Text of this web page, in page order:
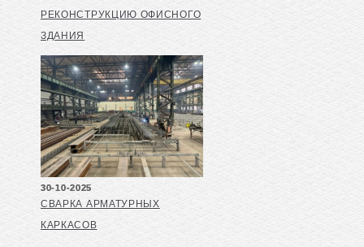
РЕКОНСТРУКЦИЮ ОФИСНОГО
ЗДАНИЯ
30-10-2025
СВАРКА АРМАТУРНЫХ
КАРКАСОВ